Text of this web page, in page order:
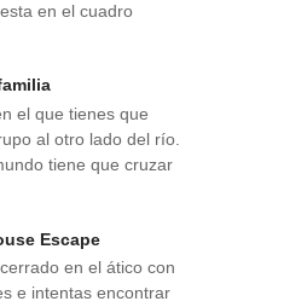
en el cuadro
el que tienes que
al otro lado del río.
tiene que cruzar
Escape
en el ático con
e intentas encontrar